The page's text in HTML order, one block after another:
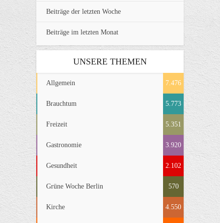
Beiträge der letzten Woche
Beiträge im letzten Monat
UNSERE THEMEN
Allgemein 7.476
Brauchtum 5.773
Freizeit 5.351
Gastronomie 3.920
Gesundheit 2.102
Grüne Woche Berlin 570
Kirche 4.550